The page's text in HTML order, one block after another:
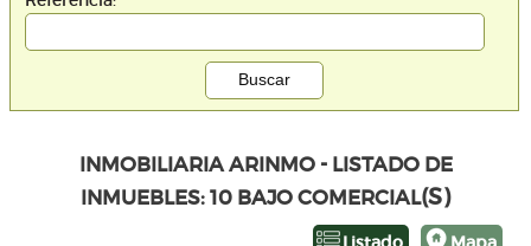
INMOBILIARIA ARINMO - LISTADO DE
INMUEBLES: 10 BAJO COMERCIAL(S)